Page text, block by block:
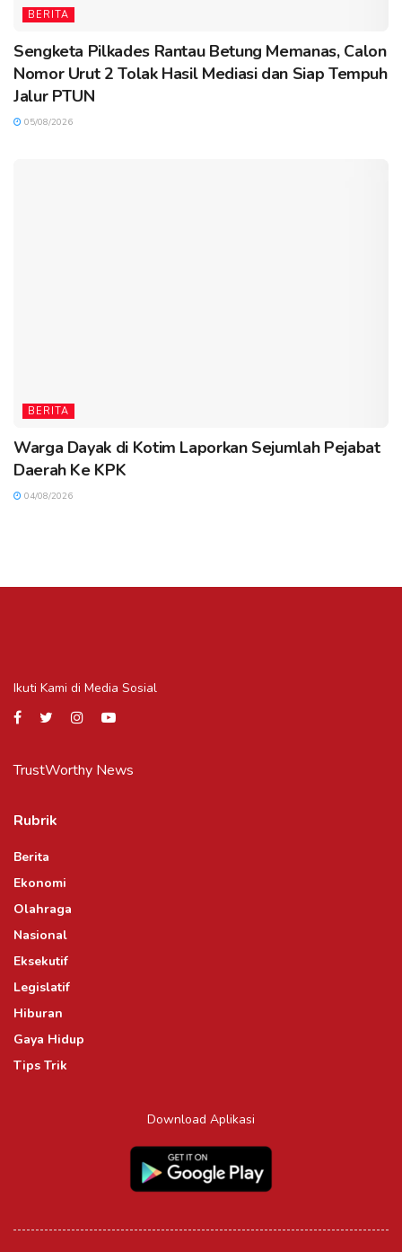
BERITA
Sengketa Pilkades Rantau Betung Memanas, Calon
Nomor Urut 2 Tolak Hasil Mediasi dan Siap Tempuh
Jalur PTUN
05/08/2026
BERITA
Warga Dayak di Kotim Laporkan Sejumlah Pejabat
Daerah Ke KPK
04/08/2026
Ikuti Kami di Media Sosial
TrustWorthy News
Rubrik
Berita
Ekonomi
Olahraga
Nasional
Eksekutif
Legislatif
Hiburan
Gaya Hidup
Tips Trik
Download Aplikasi